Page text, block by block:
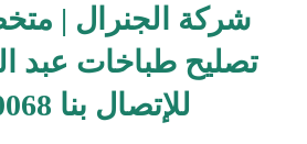
شركة الجنرال |
تصليح طباخات عبد
للإتصال بنا 96010068